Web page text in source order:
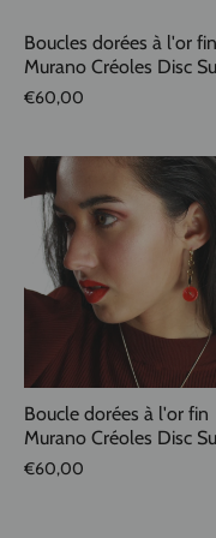
Boucles dorées à l'or fin
Murano Créoles Disc
€60,00
Boucle dorées à l'or fin
Murano Créoles Disc
€60,00